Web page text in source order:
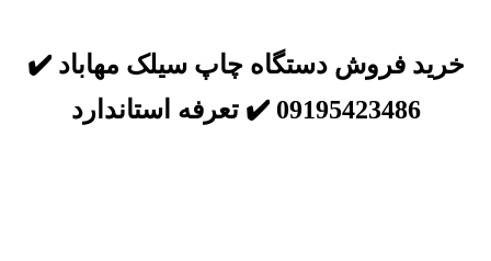
خرید فروش دستگاه چاپ سیلک مهاباد ✔️
09195423486 ✔️ تعرفه استاندارد